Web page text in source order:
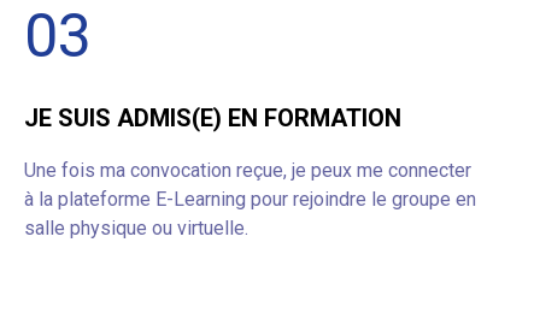
03
JE SUIS ADMIS(E) EN FORMATION
Une fois ma convocation reçue, je peux me connecter
à la plateforme E-Learning pour rejoindre le groupe en
salle physique ou virtuelle.